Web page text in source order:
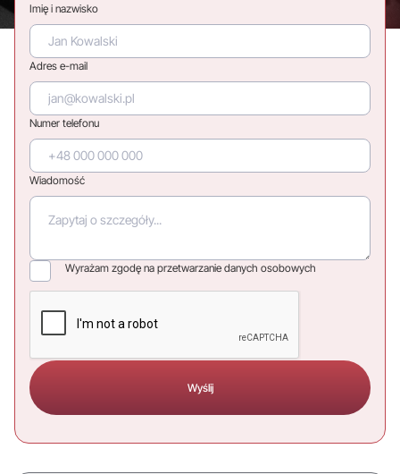
Imię i nazwisko
Adres e-mail
Numer telefonu
Wiadomość
Wyrażam zgodę na przetwarzanie danych osobowych